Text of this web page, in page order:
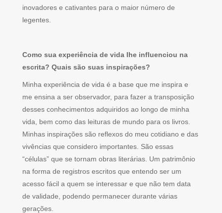
inovadores e cativantes para o maior número de
legentes.
Como sua experiência de vida lhe influenciou na
escrita? Quais são suas inspirações?
Minha experiência de vida é a base que me inspira e
me ensina a ser observador, para fazer a transposição
desses conhecimentos adquiridos ao longo de minha
vida, bem como das leituras de mundo para os livros.
Minhas inspirações são reflexos do meu cotidiano e das
vivências que considero importantes. São essas
“células” que se tornam obras literárias. Um patrimônio
na forma de registros escritos que entendo ser um
acesso fácil a quem se interessar e que não tem data
de validade, podendo permanecer durante várias
gerações.